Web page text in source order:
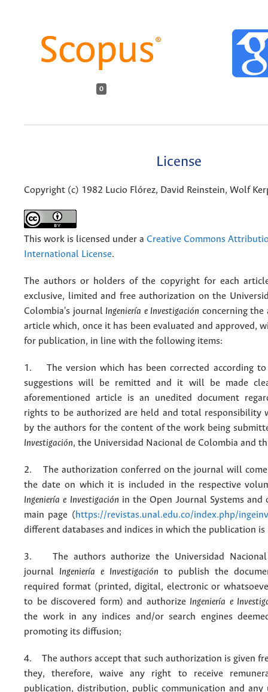
0
License
Copyright (c) 1982 Lucio Flórez, David Reinstein, Wolf
This work is licensed under a Creative Commons
International License.
The authors or holders of the copyright for each
exclusive, limited and free authorization on the
Colombia's journal Ingeniería e Investigación concerning the
article which, once it has been evaluated and approved,
for publication, in line with the following items:
1. The version which has been corrected according
suggestions will be remitted and it will be made
aforementioned article is an unedited document
rights to be authorized are held and total responsibility
by the authors for the content of the work being
Investigación, the Universidad Nacional de Colombia and
2. The authorization conferred on the journal will
the date on which it is included in the respective
Ingeniería e Investigación in the Open Journal Systems and
main page (https://revistas.unal.edu.co/index.php/ingeinv
different databases and indices in which the publication is
3. The authors authorize the Universidad Nacional
journal Ingeniería e Investigación to publish the
required format (printed, digital, electronic or
to be discovered form) and authorize Ingeniería e
the work in any indices and/or search engines
promoting its diffusion;
4. The authors accept that such authorization is given
they, therefore, waive any right to receive
publication, distribution, public communication and any